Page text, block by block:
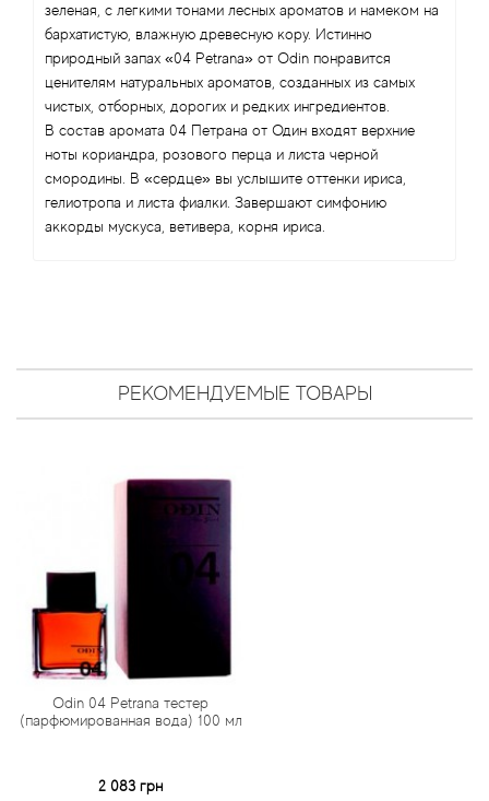
зеленая, с легкими тонами лесных ароматов и намеком на
бархатистую, влажную древесную кору. Истинно
природный запах «04 Petrana» от Odin понравится
ценителям натуральных ароматов, созданных из самых
чистых, отборных, дорогих и редких ингредиентов.
В состав аромата 04 Петрана от Один входят верхние
ноты кориандра, розового перца и листа черной
смородины. В «сердце» вы услышите оттенки ириса,
гелиотропа и листа фиалки. Завершают симфонию
аккорды мускуса, ветивера, корня ириса.
РЕКОМЕНДУЕМЫЕ ТОВАРЫ
Odin 04 Petrana тестер
(парфюмированная вода) 100 мл
2 083 грн
Anne Fontaine
Annick Goutal
Antonia's Flowers
Antonio Banderas
Aquolina
Arabesque Perfumes
Ariana Grande
Armaf
Armand Basi